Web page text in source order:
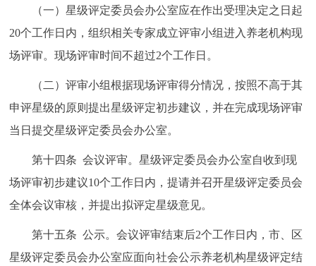
（一）星级评定委员会办公室应在作出受理决定之日起
20个工作日内，组织相关专家成立评审小组进入养老机构现
场评审。现场评审时间不超过2个工作日。
（二）评审小组根据现场评审得分情况，按照不高于其
申评星级的原则提出星级评定初步建议，并在完成现场评审
当日提交星级评定委员会办公室。
第十四条 会议评审。星级评定委员会办公室自收到现
场评审初步建议10个工作日内，提请并召开星级评定委员会
全体会议审核，并提出拟评定星级意见。
第十五条 公示。会议评审结束后2个工作日内，市、区
星级评定委员会办公室应面向社会公示养老机构星级评定结